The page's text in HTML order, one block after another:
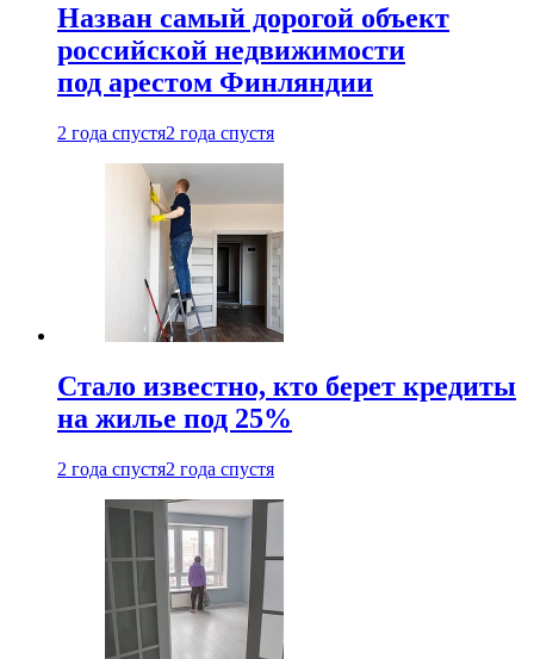
Назван самый дорогой объект
российской недвижимости
под арестом Финляндии
2 года спустя2 года спустя
Стало известно, кто берет кредиты
на жилье под 25%
2 года спустя2 года спустя